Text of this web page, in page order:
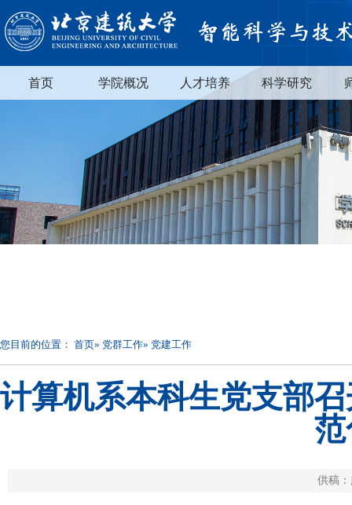
首页 学院概况 人才培养 科学研究
您目前的位置： 首页» 党群工作» 党建工作
计算机系本科生党支部
供稿